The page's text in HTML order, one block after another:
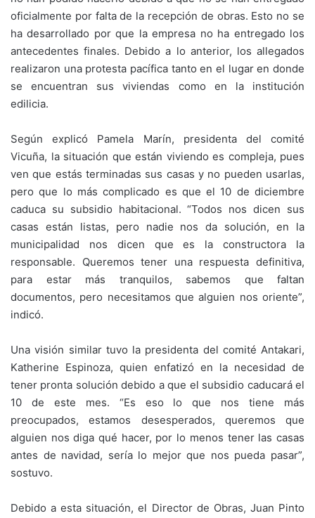
oficialmente por falta de la recepción de obras. Esto no se
ha desarrollado por que la empresa no ha entregado los
antecedentes finales. Debido a lo anterior, los allegados
realizaron una protesta pacífica tanto en el lugar en donde
se encuentran sus viviendas como en la institución
edilicia.
Según explicó Pamela Marín, presidenta del comité
Vicuña, la situación que están viviendo es compleja, pues
ven que estás terminadas sus casas y no pueden usarlas,
pero que lo más complicado es que el 10 de diciembre
caduca su subsidio habitacional. “Todos nos dicen sus
casas están listas, pero nadie nos da solución, en la
municipalidad nos dicen que es la constructora la
responsable. Queremos tener una respuesta definitiva,
para estar más tranquilos, sabemos que faltan
documentos, pero necesitamos que alguien nos oriente”,
indicó.
Una visión similar tuvo la presidenta del comité Antakari,
Katherine Espinoza, quien enfatizó en la necesidad de
tener pronta solución debido a que el subsidio caducará el
10 de este mes. “Es eso lo que nos tiene más
preocupados, estamos desesperados, queremos que
alguien nos diga qué hacer, por lo menos tener las casas
antes de navidad, sería lo mejor que nos pueda pasar”,
sostuvo.
Debido a esta situación, el Director de Obras, Juan Pinto